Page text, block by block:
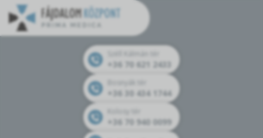
+36 70 621 2433
+36 30 434 1744
+36 70 940 0099